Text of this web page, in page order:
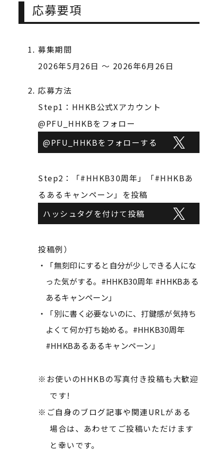
応募要項
募集期間
2026年5月26日 ～ 2026年6月26日
応募方法
Step1：HHKB公式Xアカウント
@PFU_HHKBをフォロー
@PFU_HHKBをフォローする
Step2：「#HHKB30周年」「#HHKBあ
るあるキャンペーン」を投稿
ハッシュタグを付けて投稿
投稿例）
「無刻印にすると自分が少しできる人にな
った気がする。#HHKB30周年 #HHKBある
あるキャンペーン」
「別に書く必要ないのに、打鍵感が気持ち
よくて何か打ち始める。#HHKB30周年
#HHKBあるあるキャンペーン」
お使いのHHKBの写真付き投稿も大歓迎
です!
ご自身のブログ記事や関連URLがある
場合は、あわせてご投稿いただけます
と幸いです。